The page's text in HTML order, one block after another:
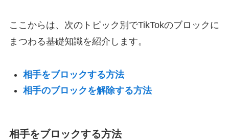
ここからは、次のトピック別でTikTokのブロックに
まつわる基礎知識を紹介します。
相手をブロックする方法
相手のブロックを解除する方法
相手をブロックする方法